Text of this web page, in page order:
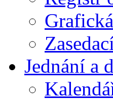
Jednání a